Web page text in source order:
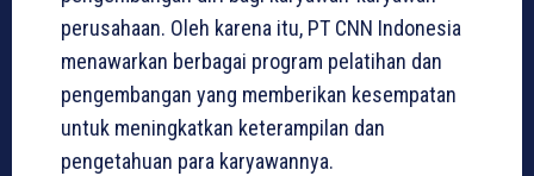
perusahaan. Oleh karena itu, PT CNN Indonesia
menawarkan berbagai program pelatihan dan
pengembangan yang memberikan kesempatan
untuk meningkatkan keterampilan dan
pengetahuan para karyawannya.